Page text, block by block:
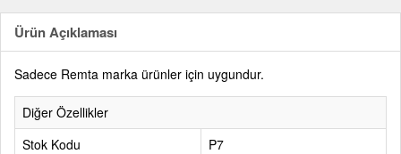
Ürün Açıklaması
Sadece Remta marka ürünler için uygundur.
Diğer Özellikler
Stok Kodu
P7